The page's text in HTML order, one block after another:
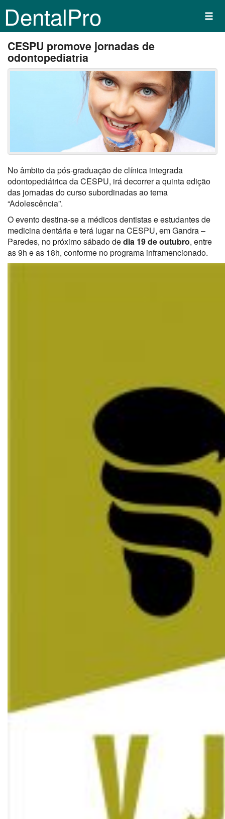
DentalPro
CESPU promove jornadas de
odontopediatria
No âmbito da pós-graduação de clínica integrada
odontopediátrica da CESPU, irá decorrer a quinta edição
das jornadas do curso subordinadas ao tema
“Adolescência”.
O evento destina-se a médicos dentistas e estudantes de
medicina dentária e terá lugar na CESPU, em Gandra –
Paredes, no próximo sábado dedia 19 de outubro, entre
as 9h e as 18h, conforme no programa inframencionado.